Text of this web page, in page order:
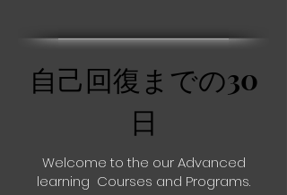
自己回復までの30
日
Welcome to the our Advanced
learning Courses and Programs.